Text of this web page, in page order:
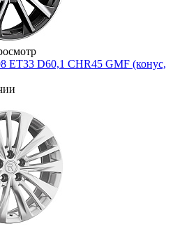
ET33 D60,1 CHR45 GMF (конус,